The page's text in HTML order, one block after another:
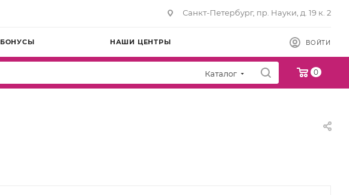
Санкт-Петербург, пр. Науки, д. 19 к. 2
БОНУСЫ НАШИ ЦЕНТРЫ ВОЙТИ
Каталог 0